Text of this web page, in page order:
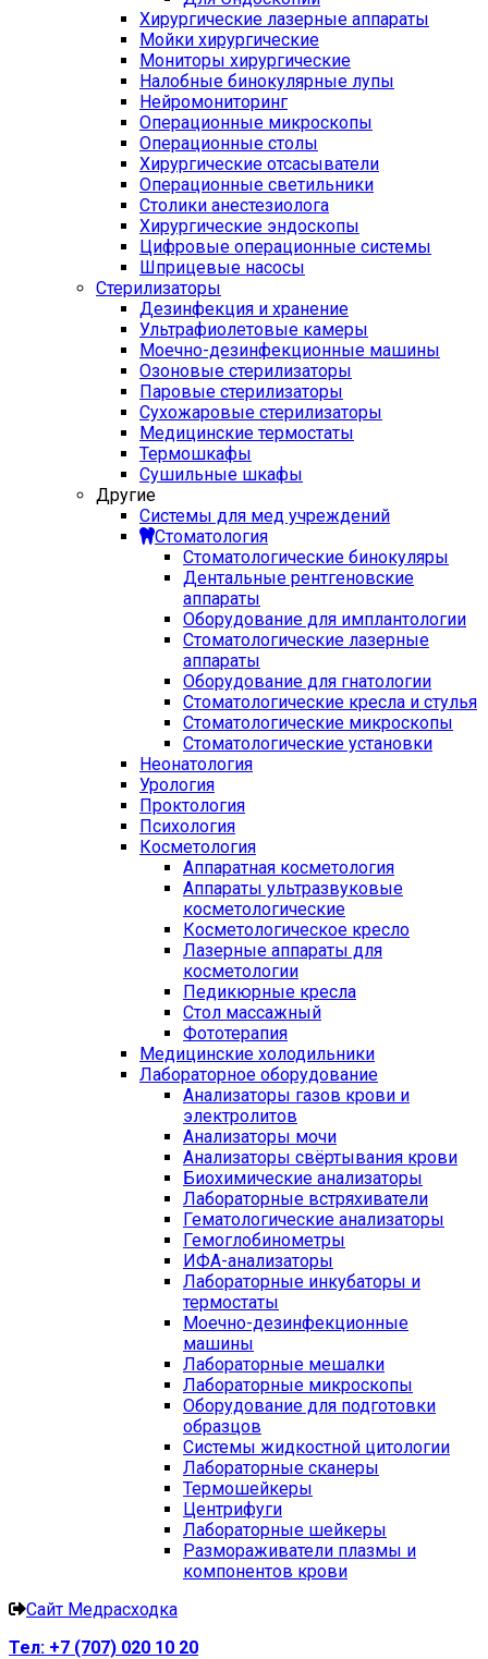
Хирургические лазерные аппараты
Мойки хирургические
Мониторы хирургические
Налобные бинокулярные лупы
Нейромониторинг
Операционные микроскопы
Операционные столы
Хирургические отсасыватели
Операционные светильники
Столики анестезиолога
Хирургические эндоскопы
Цифровые операционные системы
Шприцевые насосы
Стерилизаторы
Дезинфекция и хранение
Ультрафиолетовые камеры
Моечно-дезинфекционные машины
Озоновые стерилизаторы
Паровые стерилизаторы
Сухожаровые стерилизаторы
Медицинские термостаты
Термошкафы
Сушильные шкафы
Другие
Системы для мед учреждений
Стоматология
Стоматологические бинокуляры
Дентальные рентгеновские
аппараты
Оборудование для имплантологии
Стоматологические лазерные
аппараты
Оборудование для гнатологии
Стоматологические кресла и стулья
Стоматологические микроскопы
Стоматологические установки
Неонатология
Урология
Проктология
Психология
Косметология
Аппаратная косметология
Аппараты ультразвуковые
косметологические
Косметологическое кресло
Лазерные аппараты для
косметологии
Педикюрные кресла
Стол массажный
Фототерапия
Медицинские холодильники
Лабораторное оборудование
Анализаторы газов крови и
электролитов
Анализаторы мочи
Анализаторы свёртывания крови
Биохимические анализаторы
Лабораторные встряхиватели
Гематологические анализаторы
Гемоглобинометры
ИФА-анализаторы
Лабораторные инкубаторы и
термостаты
Моечно-дезинфекционные
машины
Лабораторные мешалки
Лабораторные микроскопы
Оборудование для подготовки
образцов
Системы жидкостной цитологии
Лабораторные сканеры
Термошейкеры
Центрифуги
Лабораторные шейкеры
Размораживатели плазмы и
компонентов крови
Сайт Медрасходка
Тел: +7 (707) 020 10 20